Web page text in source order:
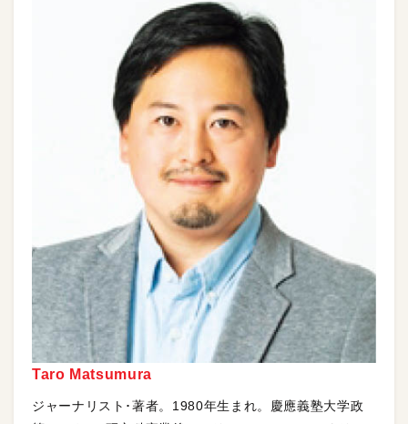
Taro Matsumura
ジャーナリスト･著者。1980年生まれ。慶應義塾大学政